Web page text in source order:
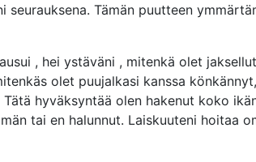
Tämän puutteen
, hei ystäväni , mitenkä olet
olet puujalkasi kanssa
hyväksyntää olen hakenut koko
tai en halunnut. Laiskuuteni hoitaa